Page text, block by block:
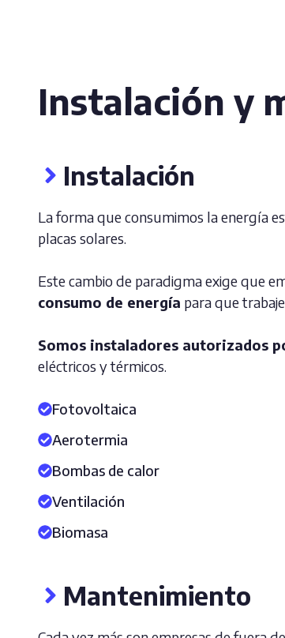
Instalación y
Instalación
La forma que consumimos la energía
placas solares.
Este cambio de paradigma exige que
consumo de energía para que
Somos instaladores autorizados
eléctricos y térmicos.
Fotovoltaica
Aerotermia
Bombas de calor
Ventilación
Biomasa
Mantenimiento